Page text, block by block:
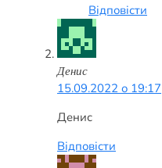
Відповісти
Денис
15.09.2022 о 19:17
Денис
Відповісти